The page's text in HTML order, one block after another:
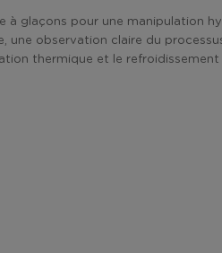
à glaçons pour une manipulation
une observation claire du
thermique et le